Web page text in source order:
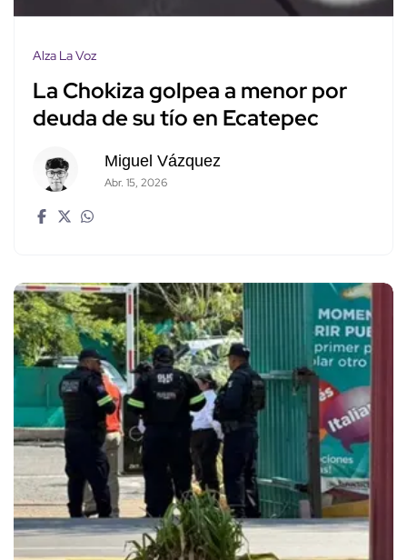
Alza La Voz
La Chokiza golpea a menor por
deuda de su tío en Ecatepec
Miguel Vázquez
Abr. 15, 2026